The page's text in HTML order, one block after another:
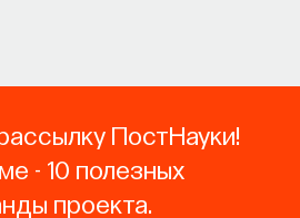
ПостНауки!
- 10 полезных
проекта.